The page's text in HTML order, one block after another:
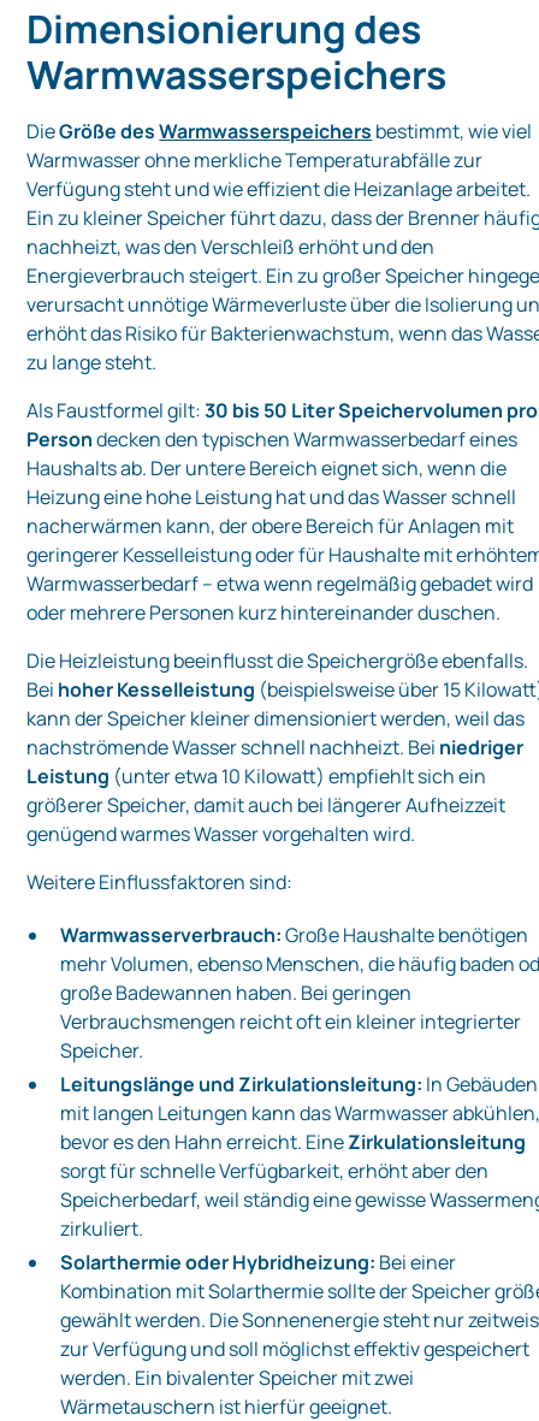
Dimensionierung des
Warmwasserspeichers
DieGröße desWarmwasserspeichers bestimmt, wie viel
Warmwasser ohne merkliche Temperaturabfälle zur
Verfügung steht und wie effizient die Heizanlage arbeitet.
Ein zu kleiner Speicher führt dazu, dass der Brenner
nachheizt, was den Verschleiß erhöht und den
Energieverbrauch steigert. Ein zu großer Speicher
verursacht unnötige Wärmeverluste über die Isolierung
erhöht das Risiko für Bakterienwachstum, wenn das
zu lange steht.
Als Faustformel gilt:30 bis 50 Liter Speichervolumen pro
Persondecken den typischen Warmwasserbedarf eines
Haushalts ab. Der untere Bereich eignet sich, wenn die
Heizung eine hohe Leistung hat und das Wasser schnell
nacherwärmen kann, der obere Bereich für Anlagen mit
geringerer Kesselleistung oder für Haushalte mit
Warmwasserbedarf – etwa wenn regelmäßig gebadet wird
oder mehrere Personen kurz hintereinander duschen.
Die Heizleistung beeinflusst die Speichergröße ebenfalls.
Bei hoher Kesselleistung (beispielsweise über 15
kann der Speicher kleiner dimensioniert werden, weil das
nachströmende Wasser schnell nachheizt. Bei niedriger
Leistung (unter etwa 10 Kilowatt) empfiehlt sich ein
größerer Speicher, damit auch bei längerer Aufheizzeit
genügend warmes Wasser vorgehalten wird.
Weitere Einflussfaktoren sind:
Warmwasserverbrauch:Große Haushalte benötigen
mehr Volumen, ebenso Menschen, die häufig baden
große Badewannen haben. Bei geringen
Verbrauchsmengen reicht oft ein kleiner integrierter
Speicher.
Leitungslänge und Zirkulationsleitung: In Gebäuden
mit langen Leitungen kann das Warmwasser
bevor es den Hahn erreicht. EineZirkulationsleitung
sorgt für schnelle Verfügbarkeit, erhöht aber den
Speicherbedarf, weil ständig eine gewisse
zirkuliert.
Solarthermie oder Hybridheizung: Bei einer
Kombination mit Solarthermie sollte der Speicher
gewählt werden. Die Sonnenenergie steht nur
zur Verfügung und soll möglichst effektiv gespeichert
werden. Ein bivalenter Speicher mit zwei
Wärmetauschern ist hierfür geeignet.